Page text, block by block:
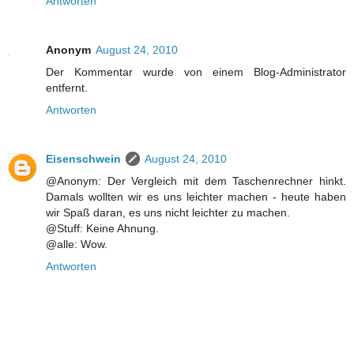
Anonym August 24, 2010
Der Kommentar wurde von einem Blog-Administrator
entfernt.
Antworten
Eisenschwein
August 24, 2010
@Anonym: Der Vergleich mit dem Taschenrechner hinkt.
Damals wollten wir es uns leichter machen - heute haben
wir Spaß daran, es uns nicht leichter zu machen.
@Stuff: Keine Ahnung.
@alle: Wow.
Antworten